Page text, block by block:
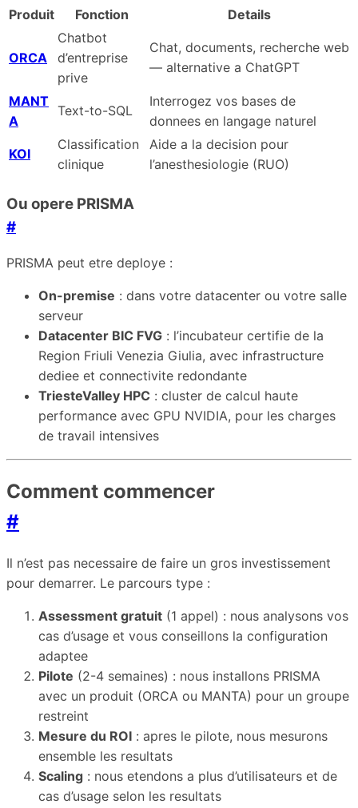
Produit Fonction Details
ORCA
Chatbot
d’entreprise
prive
Chat, documents, recherche web
— alternative a ChatGPT
MANT
A
Text-to-SQL
Interrogez vos bases de
donnees en langage naturel
KOI
Classification
clinique
Aide a la decision pour
l’anesthesiologie (RUO)
Ou opere PRISMA
#
PRISMA peut etre deploye :
On-premise : dans votre datacenter ou votre salle
serveur
Datacenter BIC FVG : l’incubateur certifie de la
Region Friuli Venezia Giulia, avec infrastructure
dediee et connectivite redondante
TriesteValley HPC : cluster de calcul haute
performance avec GPU NVIDIA, pour les charges
de travail intensives
Comment commencer
#
Il n’est pas necessaire de faire un gros investissement
pour demarrer. Le parcours type :
Assessment gratuit (1 appel) : nous analysons vos
cas d’usage et vous conseillons la configuration
adaptee
Pilote (2-4 semaines) : nous installons PRISMA
avec un produit (ORCA ou MANTA) pour un groupe
restreint
Mesure du ROI : apres le pilote, nous mesurons
ensemble les resultats
Scaling : nous etendons a plus d’utilisateurs et de
cas d’usage selon les resultats